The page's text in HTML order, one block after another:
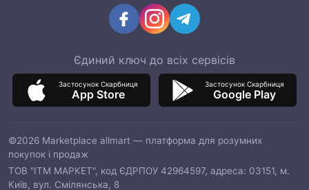
Єдиний ключ до всіх сервісів
Застосунок Скарбниця
App Store
Застосунок Скарбниця
Google Play
©2026 Marketplace allmart — платформа для розумних
покупок і продаж
ТОВ "ІТМ МАРКЕТ", код ЄДРПОУ 42964597, адреса: 03151, м.
Київ, вул. Смілянська, 8